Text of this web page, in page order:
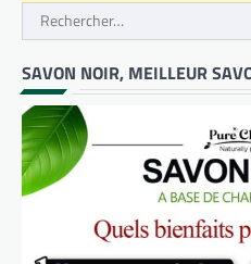
Rechercher :
SAVON NOIR, MEILLEUR